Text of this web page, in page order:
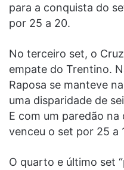
para a conquista do
por 25 a 20.
No terceiro set, o
empate do Trentino.
Raposa se manteve
uma disparidade de
E com um paredão
venceu o set por 25 a
O quarto e último set